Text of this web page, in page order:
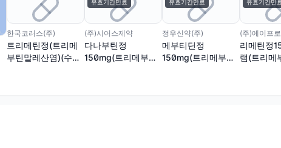
한국코러스(주)
트리메틴정(트리메
부틴말레산염)(수출
유효기간만료
(주)시어스제약
다나부틴정
150mg(트리메부틴
유효기간만료
정우신약(주)
메부티딘정
150mg(트리메부틴
유효기간만
리메틴정
램(트리메